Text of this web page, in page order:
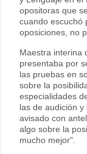
opositoras que
cuando escuchó
oposiciones, no
Maestra interina
presentaba por
las pruebas en
sobre la
especialidades
las de audición
avisado con
algo sobre la
mucho mejor".